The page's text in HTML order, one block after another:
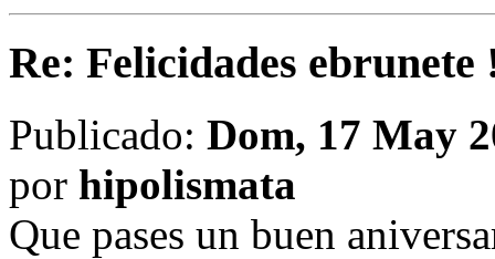
Re: Felicidades ebrunete
Publicado: Dom, 17 May
por hipolismata
Que pases un buen